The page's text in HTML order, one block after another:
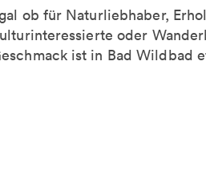
ob für Naturliebhaber,
oder
ist in Bad Wildbad